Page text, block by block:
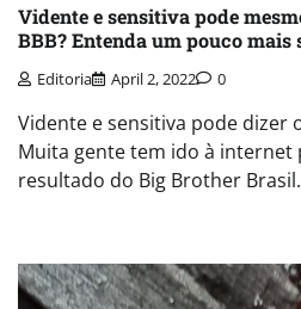
Vidente e sensitiva pode
BBB? Entenda um pouco mais
Editoria April 2, 2022 0
Vidente e sensitiva pode dizer
Muita gente tem ido à
resultado do Big Brother